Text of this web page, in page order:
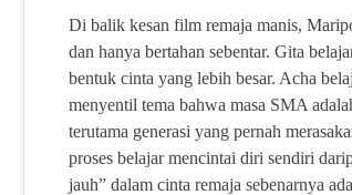
Di balik kesan film remaja manis,
dan hanya bertahan sebentar. Gita
bentuk cinta yang lebih besar. Acha
menyentil tema bahwa masa SMA
terutama generasi yang pernah
proses belajar mencintai diri sendiri
jauh” dalam cinta remaja sebenarnya